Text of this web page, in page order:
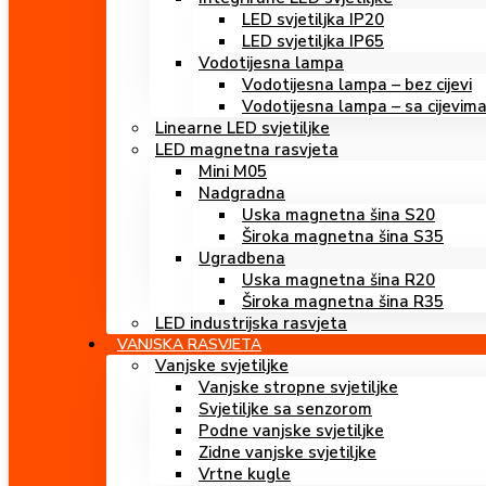
LED svjetiljka IP20
LED svjetiljka IP65
Vodotijesna lampa
Vodotijesna lampa – bez cijevi
Vodotijesna lampa – sa cijevima
Linearne LED svjetiljke
LED magnetna rasvjeta
Mini M05
Nadgradna
Uska magnetna šina S20
Široka magnetna šina S35
Ugradbena
Uska magnetna šina R20
Široka magnetna šina R35
LED industrijska rasvjeta
VANJSKA RASVJETA
Vanjske svjetiljke
Vanjske stropne svjetiljke
Svjetiljke sa senzorom
Podne vanjske svjetiljke
Zidne vanjske svjetiljke
Vrtne kugle